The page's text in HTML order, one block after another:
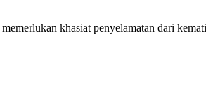
khasiat penyelamatan dari